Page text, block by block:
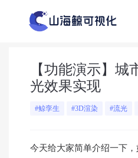
【功能演示】城
光效果实现
#鲸孪生 #3D渲染 #流光
今天给大家简单介绍一下